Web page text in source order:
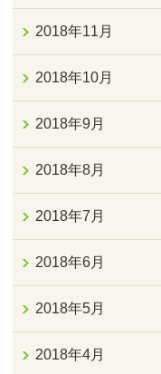
2018年11月
2018年10月
2018年9月
2018年8月
2018年7月
2018年6月
2018年5月
2018年4月